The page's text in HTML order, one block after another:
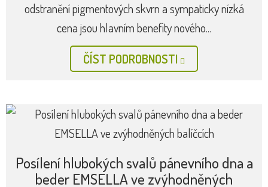
odstranění pigmentových skvrn a sympaticky nízká
cena jsou hlavním benefity nového...
ČÍST PODROBNOSTI
Posílení hlubokých svalů pánevního dna a
beder EMSELLA ve zvýhodněných